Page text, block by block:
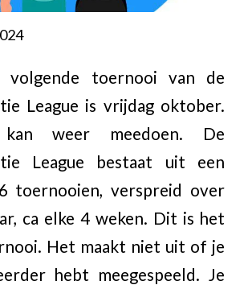
volgende toernooi van de
League is vrijdag oktober.
kan weer meedoen. De
League bestaat uit een
toernooien, verspreid over
ca elke 4 weken. Dit is het
Het maakt niet uit of je
hebt meegespeeld. Je